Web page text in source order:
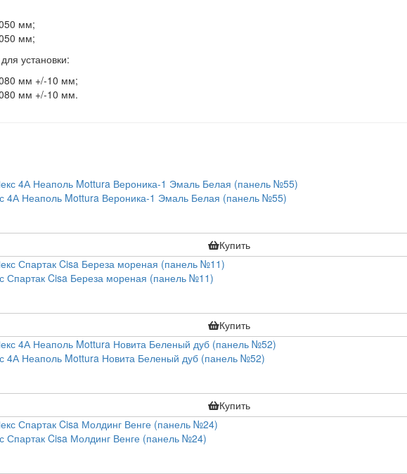
мм;
мм;
установки:
мм +/-10 мм;
мм +/-10 мм.
4А Неаполь Mottura Вероника-1 Эмаль Белая (панель №55)
Купить
Спартак Cisa Береза мореная (панель №11)
Купить
4А Неаполь Mottura Новита Беленый дуб (панель №52)
Купить
Спартак Cisa Молдинг Венге (панель №24)